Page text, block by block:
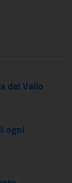
del Vallo
ogni